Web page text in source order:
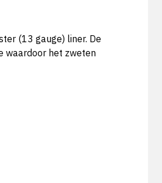
(13 gauge) liner. De
waardoor het zweten